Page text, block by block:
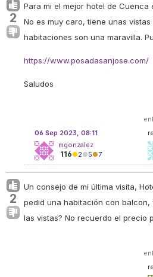
2
Para mi el mejor hotel de Cuenca
No es muy caro, tiene unas
habitaciones son una maravilla.
https://www.posadasanjose.com/
Saludos
06 Sep 2023, 08:11
mgonzalez
116●2●5●7
2
Un consejo de mi última visita,
pedid una habitación con balcon,
las vistas? No recuerdo el precio